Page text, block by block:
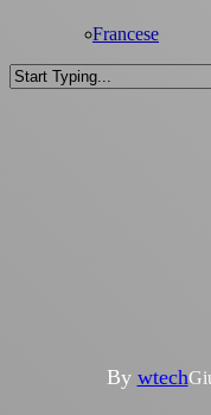
Francese
By wtech